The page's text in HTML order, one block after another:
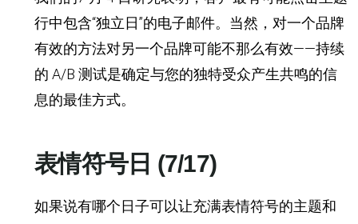
行中包含“独立日”的电子邮件。当然，对一个品牌
有效的方法对另一个品牌可能不那么有效——持续
的 A/B 测试是确定与您的独特受众产生共鸣的信
息的最佳方式。
表情符号日 (7/17)
如果说有哪个日子可以让充满表情符号的主题和